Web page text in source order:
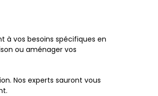
à vos besoins spécifiques en
ou aménager vos
Nos experts sauront vous